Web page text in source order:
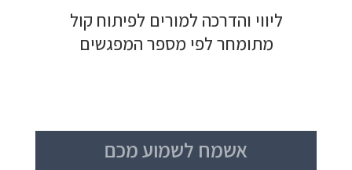
ליווי והדרכה למורים לפיתוח קול
מתומחר לפי מספר המפגשים
אשמח לשמוע מכם